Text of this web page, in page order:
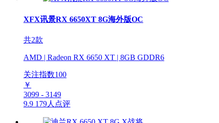
XFX讯景RX 6650XT 8G海外版OC
共2款
AMD | Radeon RX 6650 XT | 8GB GDDR6
关注指数100
￥
3099 - 3149
9.9 179人点评